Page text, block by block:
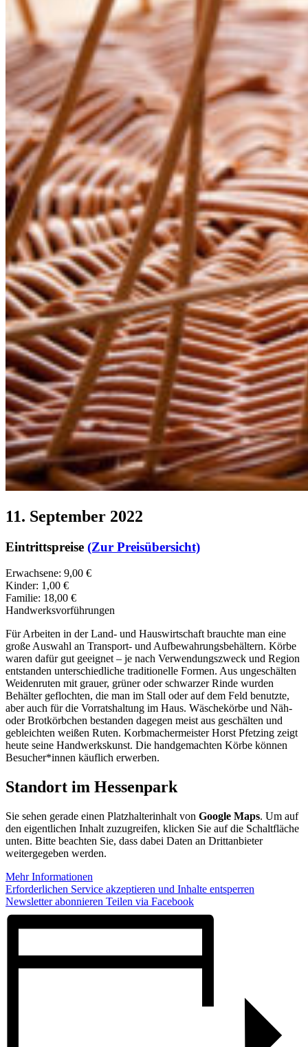
11. September 2022
Eintrittspreise (Zur Preisübersicht)
Erwachsene: 9,00 €
Kinder: 1,00 €
Familie: 18,00 €
Handwerksvorführungen
Für Arbeiten in der Land- und Hauswirtschaft brauchte man eine
große Auswahl an Transport- und Aufbewahrungsbehältern. Körbe
waren dafür gut geeignet – je nach Verwendungszweck und Region
entstanden unterschiedliche traditionelle Formen. Aus ungeschälten
Weidenruten mit grauer, grüner oder schwarzer Rinde wurden
Behälter geflochten, die man im Stall oder auf dem Feld benutzte,
aber auch für die Vorratshaltung im Haus. Wäschekörbe und Näh-
oder Brotkörbchen bestanden dagegen meist aus geschälten und
gebleichten weißen Ruten. Korbmachermeister Horst Pfetzing zeigt
heute seine Handwerkskunst. Die handgemachten Körbe können
Besucher*innen käuflich erwerben.
Standort im Hessenpark
Sie sehen gerade einen Platzhalterinhalt von Google Maps. Um auf
den eigentlichen Inhalt zuzugreifen, klicken Sie auf die Schaltfläche
unten. Bitte beachten Sie, dass dabei Daten an Drittanbieter
weitergegeben werden.
Mehr Informationen
Erforderlichen Service akzeptieren und Inhalte entsperren
Newsletter abonnieren Teilen via Facebook